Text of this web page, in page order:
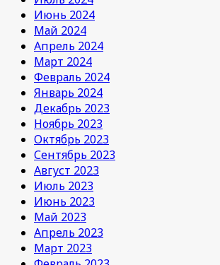
Июнь 2024
Май 2024
Апрель 2024
Март 2024
Февраль 2024
Январь 2024
Декабрь 2023
Ноябрь 2023
Октябрь 2023
Сентябрь 2023
Август 2023
Июль 2023
Июнь 2023
Май 2023
Апрель 2023
Март 2023